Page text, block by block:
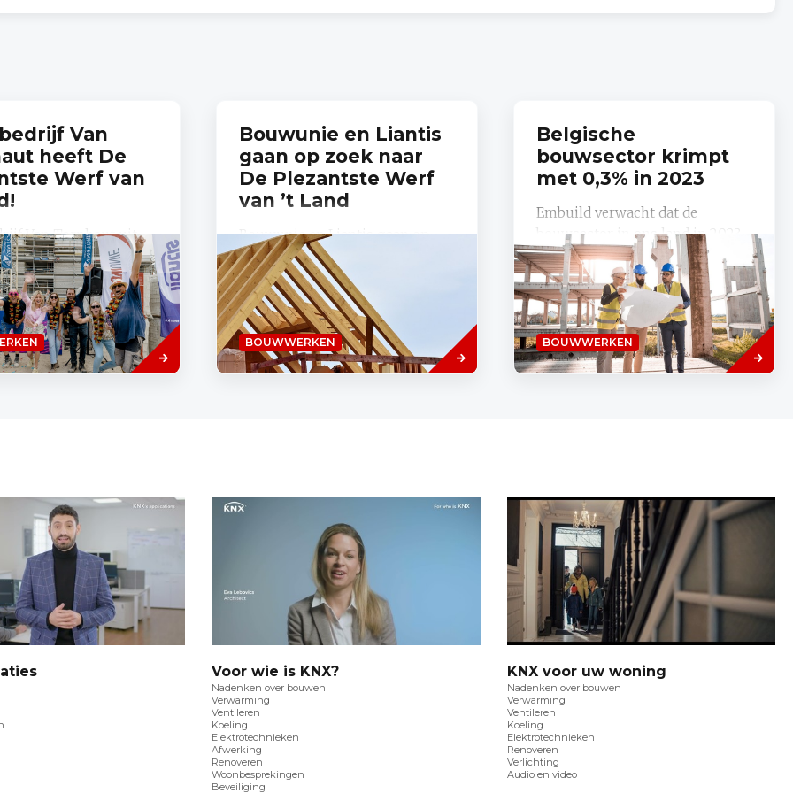
Van
heeft De
Werf van
Van Tornhaut uit
in de Molenstraat in
Werf van 't
ze zich tot
de gelijknamige...
Lees
meer
Bouwunie en Liantis
gaan op zoek naar
De Plezantste Werf
van ’t Land
Bouwunie en Liantis gaan op
zoek naar De Plezantste Werf
van ’t Land “Niet alleen het
schooljaar loopt op zijn laatste
benen. Ook voor onze...
BOUWWERKEN
meer
Belgische
bouwsector krimpt
met 0,3% in 2023
Embuild verwacht dat de
bouwsector in ons land in 2023
met 0,3% zal krimpen, terwijl de
bouwfederatie tot nu toe van een
stabilisatie uitging. De bouw...
BOUWWERKEN
Lees
meer
Voor wie is KNX?
Nadenken over bouwen
Verwarming
Ventileren
Koeling
Elektrotechnieken
Afwerking
Renoveren
Woonbesprekingen
Beveiliging
KNX voor uw woning
Nadenken over bouwen
Verwarming
Ventileren
Koeling
Elektrotechnieken
Renoveren
Verlichting
Audio en video